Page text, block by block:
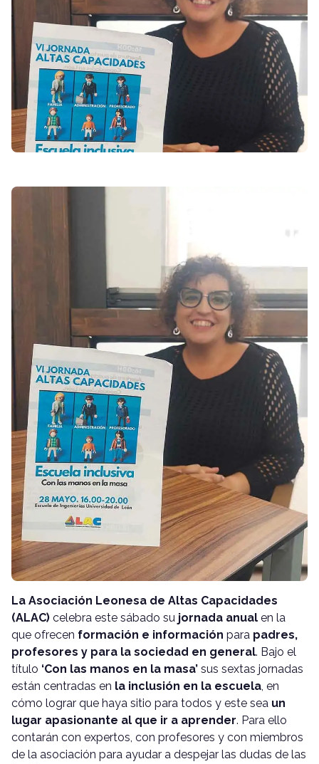
La Asociación Leonesa de Altas Capacidades
(ALAC) celebra este sábado su jornada anual en la
que ofrecen formación e información para padres,
profesores y para la sociedad en general. Bajo el
título ‘Con las manos en la masa’ sus sextas jornadas
están centradas en la inclusión en la escuela, en
cómo lograr que haya sitio para todos y este sea un
lugar apasionante al que ir a aprender. Para ello
contarán con expertos, con profesores y con miembros
de la asociación para ayudar a despejar las dudas de las